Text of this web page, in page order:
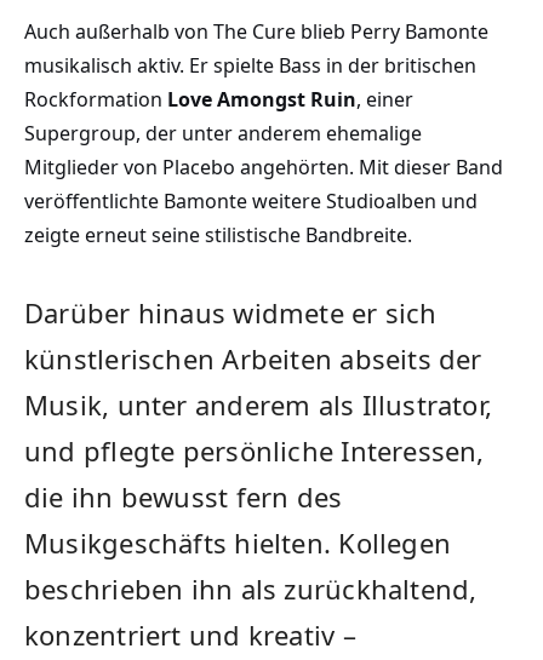
Auch außerhalb von The Cure blieb Perry Bamonte
musikalisch aktiv. Er spielte Bass in der britischen
Rockformation Love Amongst Ruin, einer
Supergroup, der unter anderem ehemalige
Mitglieder von Placebo angehörten. Mit dieser Band
veröffentlichte Bamonte weitere Studioalben und
zeigte erneut seine stilistische Bandbreite.
Darüber hinaus widmete er sich
künstlerischen Arbeiten abseits der
Musik, unter anderem als Illustrator,
und pflegte persönliche Interessen,
die ihn bewusst fern des
Musikgeschäfts hielten. Kollegen
beschrieben ihn als zurückhaltend,
konzentriert und kreativ –